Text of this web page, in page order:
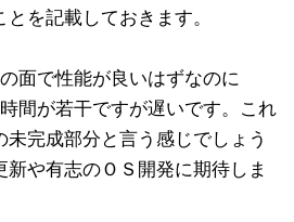
を記載しておきます。
面で性能が良いはずなのに
間が若干ですが遅いです。これ
完成部分と言う感じでしょう
や有志のＯＳ開発に期待しま